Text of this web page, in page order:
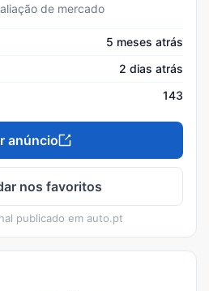
de mercado
5 meses atrás
2 dias atrás
143
anúncio
nos favoritos
publicado em auto.pt